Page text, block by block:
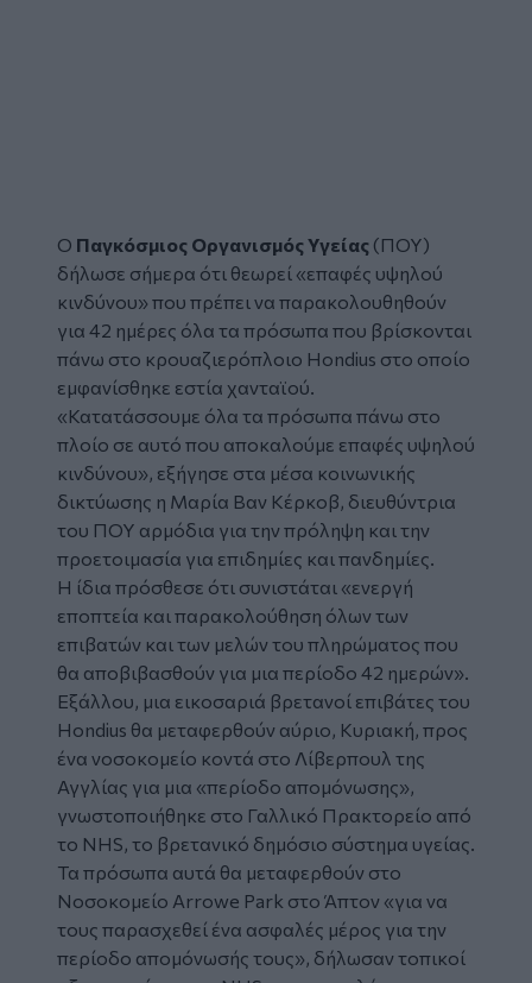
Ο Παγκόσμιος Οργανισμός Υγείας (ΠΟΥ)
δήλωσε σήμερα ότι θεωρεί «επαφές υψηλού
κινδύνου» που πρέπει να παρακολουθηθούν
για 42 ημέρες όλα τα πρόσωπα που βρίσκονται
πάνω στο κρουαζιερόπλοιο Hondius στο οποίο
εμφανίσθηκε εστία χανταϊού.
«Κατατάσσουμε όλα τα πρόσωπα πάνω στο
πλοίο σε αυτό που αποκαλούμε επαφές υψηλού
κινδύνου», εξήγησε στα μέσα κοινωνικής
δικτύωσης η Μαρία Βαν Κέρκοβ, διευθύντρια
του ΠΟΥ αρμόδια για την πρόληψη και την
προετοιμασία για επιδημίες και πανδημίες.
Η ίδια πρόσθεσε ότι συνιστάται «ενεργή
εποπτεία και παρακολούθηση όλων των
επιβατών και των μελών του πληρώματος που
θα αποβιβασθούν για μια περίοδο 42 ημερών».
Εξάλλου, μια εικοσαριά βρετανοί επιβάτες του
Hondius θα μεταφερθούν αύριο, Κυριακή, προς
ένα νοσοκομείο κοντά στο Λίβερπουλ της
Αγγλίας για μια «περίοδο απομόνωσης»,
γνωστοποιήθηκε στο Γαλλικό Πρακτορείο από
το NHS, το βρετανικό δημόσιο σύστημα υγείας.
Τα πρόσωπα αυτά θα μεταφερθούν στο
Νοσοκομείο Arrowe Park στο Άπτον «για να
τους παρασχεθεί ένα ασφαλές μέρος για την
περίοδο απομόνωσής τους», δήλωσαν τοπικοί